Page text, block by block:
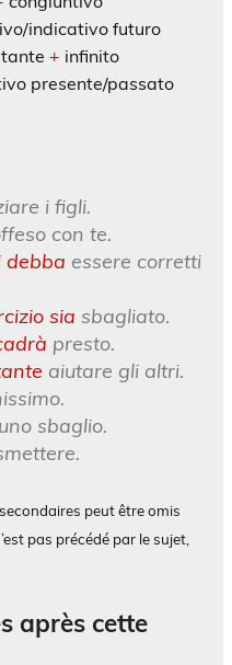
indicativo futuro
+ infinito
presente/passato
i figli.
con te.
debba essere corretti
sia sbagliato.
presto.
aiutare gli altri.
sbaglio.
peut être omis
pas précédé par le sujet,
après cette